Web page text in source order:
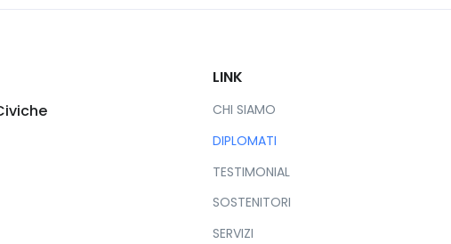
LINK
CHI SIAMO
DIPLOMATI
TESTIMONIAL
SOSTENITORI
SERVIZI